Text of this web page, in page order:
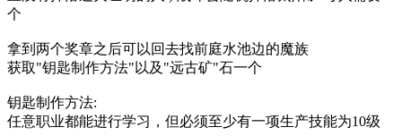
个
拿到两个奖章之后可以回去找前庭水池边的魔族
获取"钥匙制作方法"以及"远古矿"石一个
钥匙制作方法:
任意职业都能进行学习，但必须至少有一项生产技能为10级